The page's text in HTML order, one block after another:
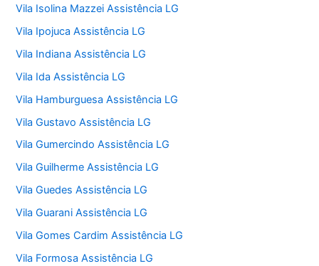
Vila Isolina Mazzei Assistência LG
Vila Ipojuca Assistência LG
Vila Indiana Assistência LG
Vila Ida Assistência LG
Vila Hamburguesa Assistência LG
Vila Gustavo Assistência LG
Vila Gumercindo Assistência LG
Vila Guilherme Assistência LG
Vila Guedes Assistência LG
Vila Guarani Assistência LG
Vila Gomes Cardim Assistência LG
Vila Formosa Assistência LG